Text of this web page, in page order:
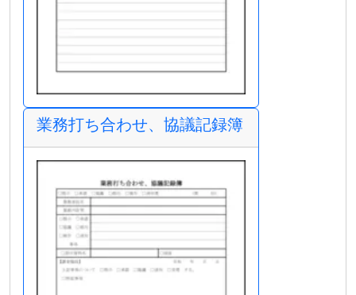
業務打ち合わせ、協議記録簿